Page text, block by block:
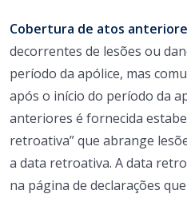
Cobertura de atos
decorrentes de lesões ou
período da apólice, mas
após o início do período da
anteriores é fornecida
retroativa” que abrange
a data retroativa. A data
na página de declarações